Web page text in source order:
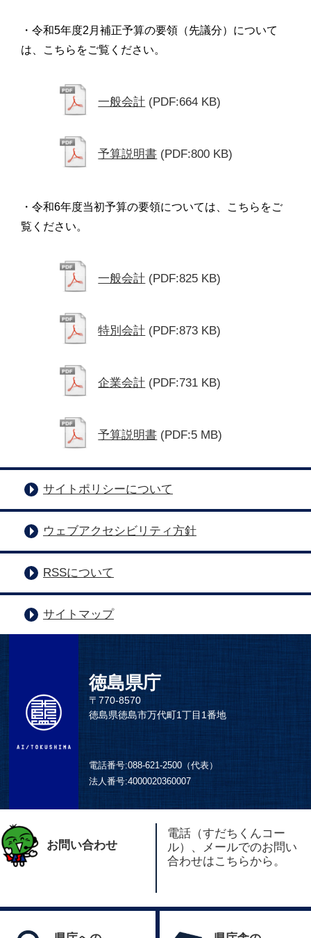
・令和5年度2月補正予算の要領（先議分）について
は、こちらをご覧ください。
一般会計 (PDF:664 KB)
予算説明書 (PDF:800 KB)
・令和6年度当初予算の要領については、こちらをご
覧ください。
一般会計 (PDF:825 KB)
特別会計 (PDF:873 KB)
企業会計 (PDF:731 KB)
予算説明書 (PDF:5 MB)
サイトポリシーについて
ウェブアクセシビリティ方針
RSSについて
サイトマップ
徳島県庁
〒770-8570
徳島県徳島市万代町1丁目1番地
電話番号:088-621-2500（代表）
法人番号:4000020360007
お問い合わせ
電話（すだちくんコー
ル）、メールでのお問い
合わせはこちらから。